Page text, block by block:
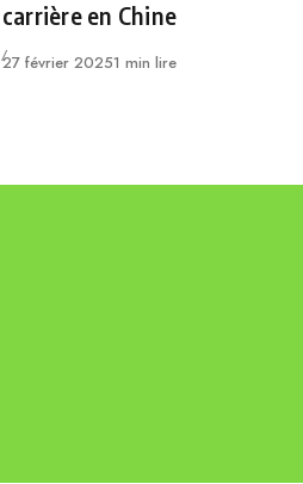
carrière en Chine
Publié
27 février 20251 min lire